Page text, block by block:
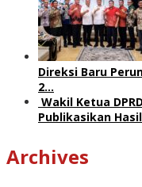
Direksi Baru
2…
Wakil Ketua
Publikasikan
Archives